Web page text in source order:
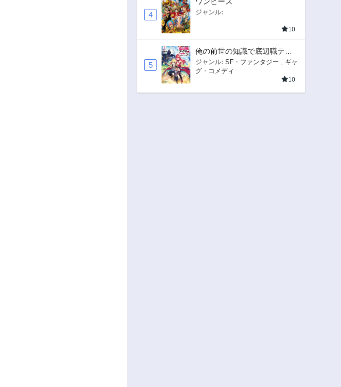
4 ジャンル:
10
5
俺の前世の知識で底辺職テイ
マーが上級職になってしまい
そうな件
ジャンル: SF・ファンタジー , ギャ
グ・コメディ
10